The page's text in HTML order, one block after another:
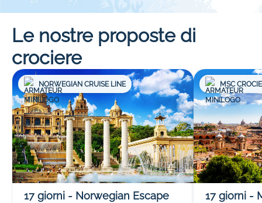
Le nostre proposte di
crociere
NORWEGIAN CRUISE LINE
17 giorni - Norwegian Escape
MSC
17 giorni -